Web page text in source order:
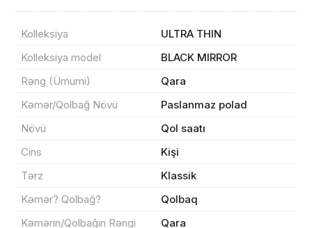
Kolleksiya
ULTRA THIN
Kolleksiya model
BLACK MIRROR
Rəng (Ümumi)
Qara
Kəmər/Qolbağ Növü
Paslanmaz polad
Növü
Qol saatı
Cins
Kişi
Tərz
Klassik
Kəmər? Qolbağ?
Qolbaq
Kəmərin/Qolbağın Rəngi
Qara
Məhsul(lar) səbətə əlavə edildi
Sifarişin detalları